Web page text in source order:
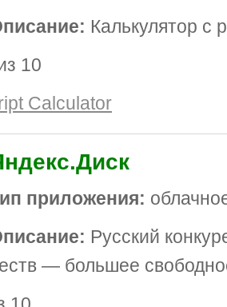
Калькулятор с
10
Calculator
приложения:
Русский
— большее